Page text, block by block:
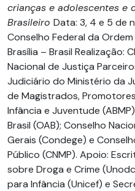
crianças e adolescentes e
Brasileiro Data: 3, 4 e 5 de
Conselho Federal da
Brasília – Brasil Realização:
Nacional de Justiça
Judiciário do Ministério da
de Magistrados,
Infância e Juventude
Brasil (OAB); Conselho
Gerais (Condege) e
Público (CNMP). Apoio:
sobre Droga e Crime
para Infância (Unicef) e